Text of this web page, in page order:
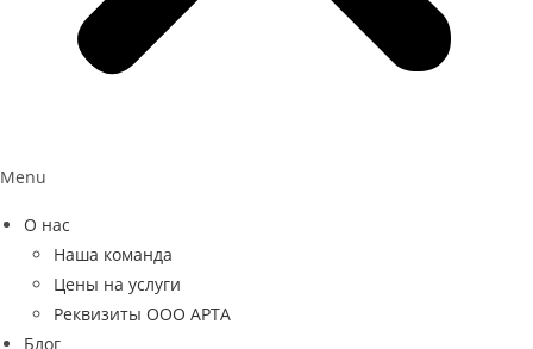
Menu
О нас
Наша команда
Цены на услуги
Реквизиты ООО АРТА
Блог